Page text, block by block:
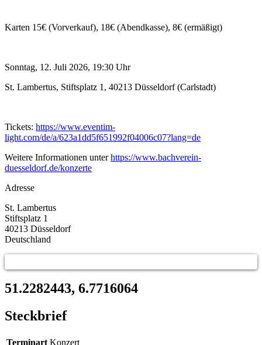
Karten 15€ (Vorverkauf), 18€ (Abendkasse), 8€ (ermäßigt)
Sonntag, 12. Juli 2026, 19:30 Uhr
St. Lambertus, Stiftsplatz 1, 40213 Düsseldorf (Carlstadt)
Tickets: https://www.eventim-
light.com/de/a/623a1dd5f651992f04006c07?lang=de
Weitere Informationen unterhttps://www.bachverein-
duesseldorf.de/konzerte
Adresse
St. Lambertus
Stiftsplatz 1
40213 Düsseldorf
Deutschland
51.2282443, 6.7716064
Steckbrief
Terminart Konzert